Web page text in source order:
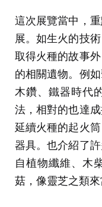
這次展覽當中，
展。如生火的技
取得火種的故事
的相關遺物。例
木鑽、鐵器時代
法，相對的也達
延續火種的起火
器具。也介紹了
自植物纖維、木
菇，像靈芝之類來